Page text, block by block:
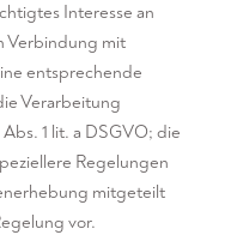
Interesse an
Verbindung mit
entsprechende
Verarbeitung
1 lit. a DSGVO; die
Regelungen
mitgeteilt
vor.